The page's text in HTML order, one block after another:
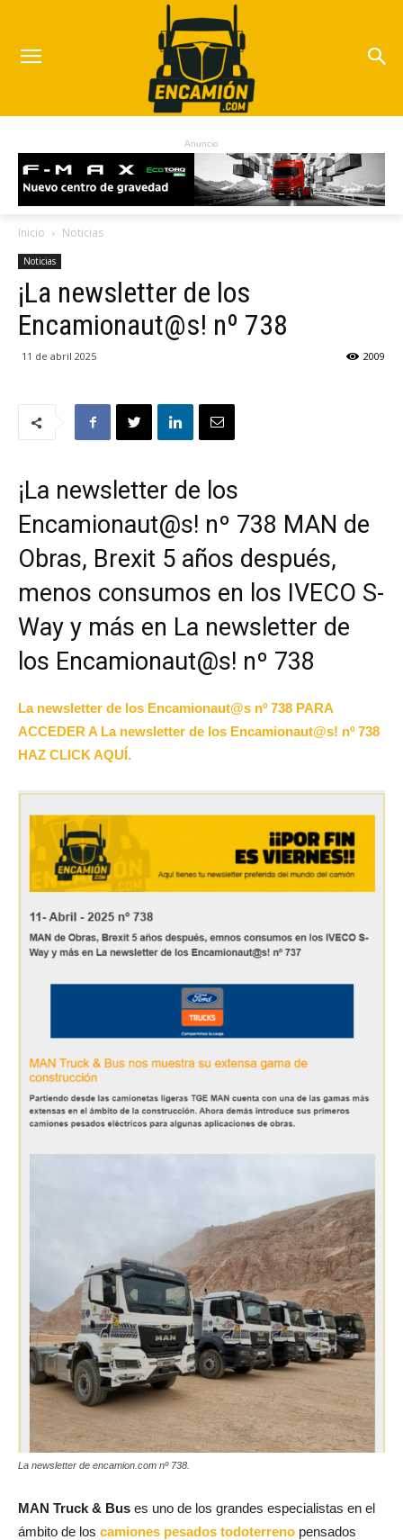
Anuncio
Inicio Noticias
Noticias
¡La newsletter de los
Encamionaut@s! nº 738
11 de abril 2025 2009
¡La newsletter de los
Encamionaut@s! nº 738 MAN de
Obras, Brexit 5 años después,
menos consumos en los IVECO S-
Way y más en La newsletter de
los Encamionaut@s! nº 738
La newsletter de los Encamionaut@s nº 738 PARA
ACCEDER A La newsletter de los Encamionaut@s! nº 738
HAZ CLICK AQUÍ.
La newsletter de encamion.com nº 738.
MAN Truck & Bus es uno de los grandes especialistas en el
ámbito de los camiones pesados todoterreno pensados